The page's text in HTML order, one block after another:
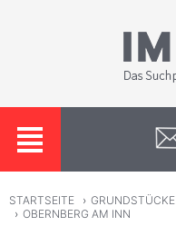
STARTSEITE › GRUNDSTÜCKE
› OBERNBERG AM INN